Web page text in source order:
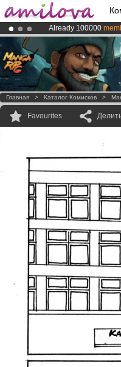
Already 100000
Premium
AmilovaKickstarter
Главная > Каталог Комисков >
Favourites